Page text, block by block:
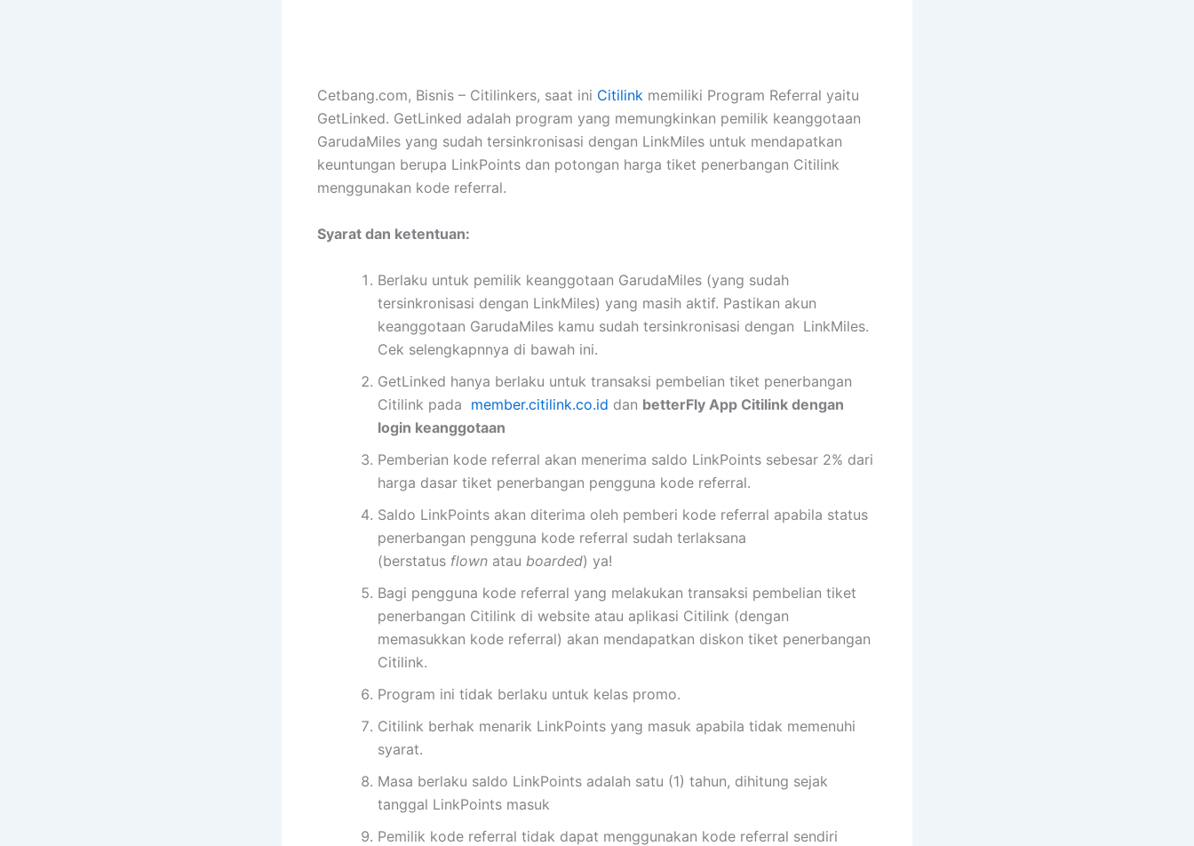
Cetbang.com, Bisnis – Citilinkers, saat ini Citilink memiliki Program Referral yaitu
GetLinked. GetLinked adalah program yang memungkinkan pemilik keanggotaan
GarudaMiles yang sudah tersinkronisasi dengan LinkMiles untuk mendapatkan
keuntungan berupa LinkPoints dan potongan harga tiket penerbangan Citilink
menggunakan kode referral.
Syarat dan ketentuan:
Berlaku untuk pemilik keanggotaan GarudaMiles (yang sudah
tersinkronisasi dengan LinkMiles) yang masih aktif. Pastikan akun
keanggotaan GarudaMiles kamu sudah tersinkronisasi dengan LinkMiles.
Cek selengkapnnya di bawah ini.
GetLinked hanya berlaku untuk transaksi pembelian tiket penerbangan
Citilink pada member.citilink.co.id dan betterFly App Citilink dengan
login keanggotaan
Pemberian kode referral akan menerima saldo LinkPoints sebesar 2% dari
harga dasar tiket penerbangan pengguna kode referral.
Saldo LinkPoints akan diterima oleh pemberi kode referral apabila status
penerbangan pengguna kode referral sudah terlaksana
(berstatus flown atau boarded) ya!
Bagi pengguna kode referral yang melakukan transaksi pembelian tiket
penerbangan Citilink di website atau aplikasi Citilink (dengan
memasukkan kode referral) akan mendapatkan diskon tiket penerbangan
Citilink.
Program ini tidak berlaku untuk kelas promo.
Citilink berhak menarik LinkPoints yang masuk apabila tidak memenuhi
syarat.
Masa berlaku saldo LinkPoints adalah satu (1) tahun, dihitung sejak
tanggal LinkPoints masuk
Pemilik kode referral tidak dapat menggunakan kode referral sendiri